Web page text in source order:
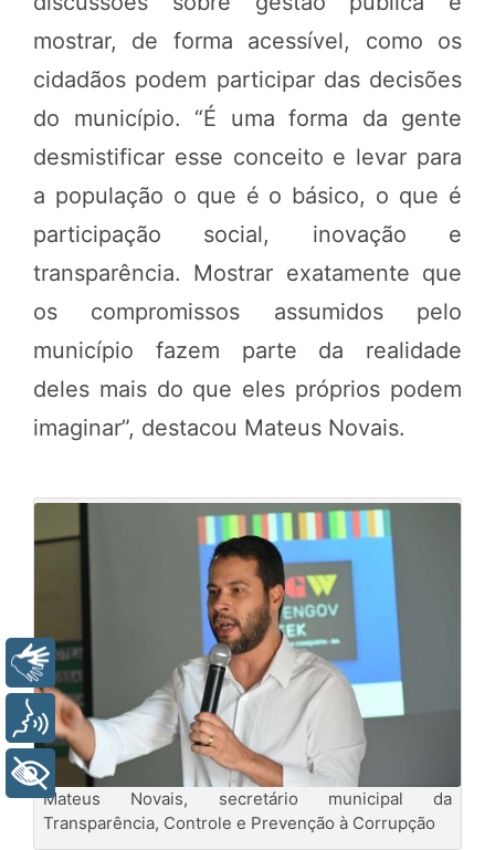
mostrar, de forma acessível, como os
cidadãos podem participar das decisões
do município. “É uma forma da gente
desmistificar esse conceito e levar para
a população o que é o básico, o que é
participação social, inovação e
transparência. Mostrar exatamente que
os compromissos assumidos pelo
município fazem parte da realidade
deles mais do que eles próprios podem
imaginar”, destacou Mateus Novais.
Mateus Novais, secretário municipal da
Transparência, Controle e Prevenção à Corrupção
Libras
Voz
+ Acessibilidade